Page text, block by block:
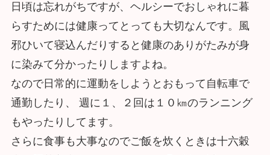
日頃は忘れがちですが、ヘルシーでおしゃれに暮
らすためには健康ってとっても大切なんです。風
邪ひいて寝込んだりすると健康のありがたみが身
に染みて分かったりしますよね。
なので日常的に運動をしようとおもって自転車で
通勤したり、 週に１、２回は１０㎞のランニング
もやったりしてます。
さらに食事も大事なのでご飯を炊くときは十六穀